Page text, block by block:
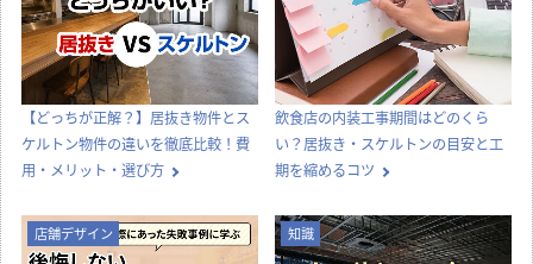
【どっちが正解？】居抜き物件とス
ケルトン物件の違いを徹底比較！費
用・メリット・選び方
飲食店の内装工事期間はどのくら
い？居抜き・スケルトンの目安と工
期を縮めるコツ
店舗デザイン 知識